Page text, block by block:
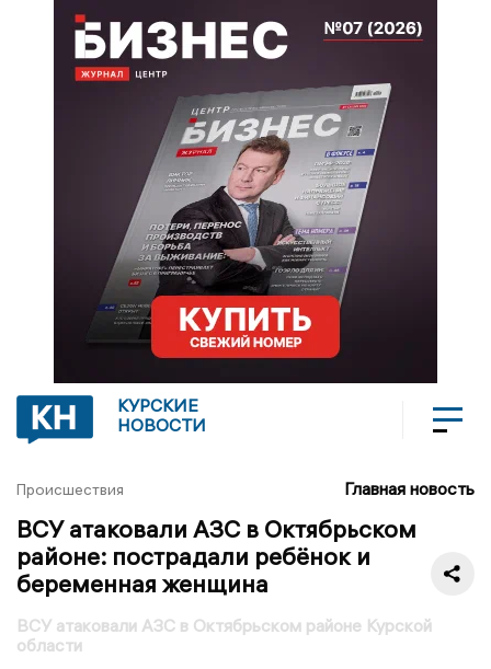
КУРСКИЕ
НОВОСТИ
Происшествия Главная новость
ВСУ атаковали АЗС в Октябрьском
районе: пострадали ребёнок и
беременная женщина
ВСУ атаковали АЗС в Октябрьском районе Курской
области